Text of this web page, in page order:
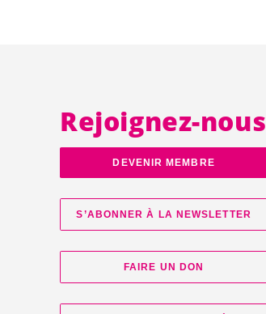
Rejoignez-nous
DEVENIR MEMBRE
S’ABONNER À LA NEWSLETTER
FAIRE UN DON